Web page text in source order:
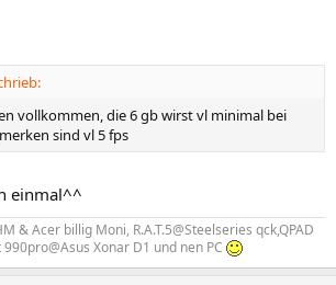
vollkommen, die 6 gb wirst vl minimal bei
sind vl 5 fps
einmal^^
& Acer billig Moni, R.A.T.5@Steelseries qck,QPAD
Xonar D1 und nen PC